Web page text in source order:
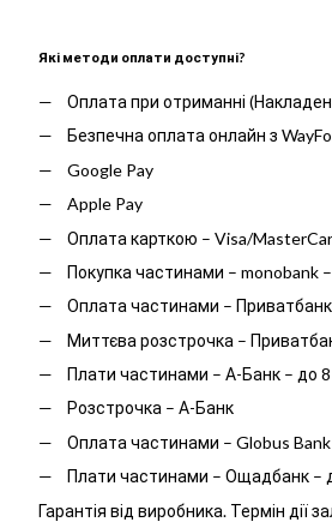
Які методи оплати доступні?
Оплата при отриманні
Безпечна оплата онлайн з
Google Pay
Apple Pay
Оплата карткою – Visa/
Покупка частинами – monobank
Оплата частинами –
Миттєва розстрочка –
Плати частинами – А-Банк – до 8
Розстрочка – А-Банк
Оплата частинами – Globus
Плати частинами – Ощадбанк –
Гарантія від виробника. Термін дії